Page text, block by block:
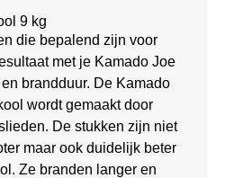
9 kg
die bepalend zijn voor
met je Kamado Joe
brandduur. De Kamado
wordt gemaakt door
De stukken zijn niet
maar ook duidelijk beter
Ze branden langer en